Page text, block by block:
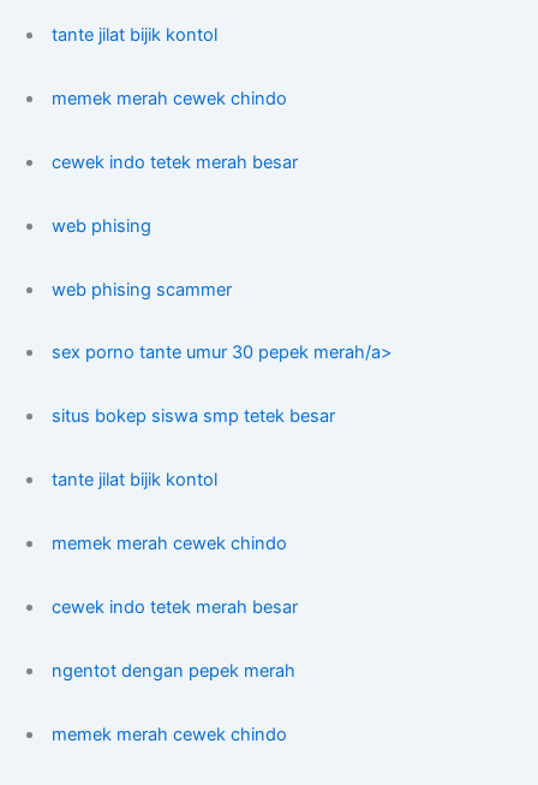
tante jilat bijik kontol
memek merah cewek chindo
cewek indo tetek merah besar
web phising
web phising scammer
sex porno tante umur 30 pepek merah/a>
situs bokep siswa smp tetek besar
tante jilat bijik kontol
memek merah cewek chindo
cewek indo tetek merah besar
ngentot dengan pepek merah
memek merah cewek chindo